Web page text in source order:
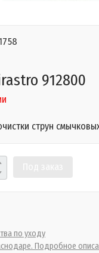
912800
струн
по уходу
Подробное